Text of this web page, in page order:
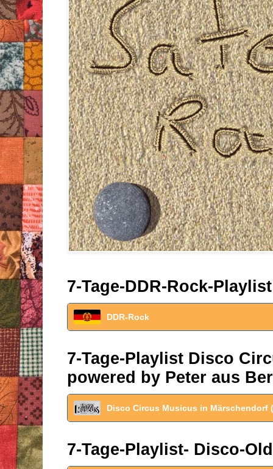
7-Tage-DDR-Rock-
DDR-Rock
7-Tage-Playlist Disco
powered by Peter aus
Disco Circus Musicus in Märschendorf
7-Tage-Playlist- Disco-